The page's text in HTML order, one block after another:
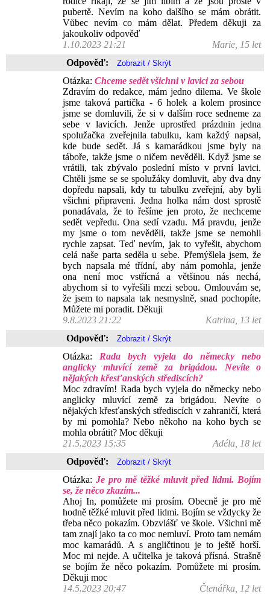
pubertě. Nevím na koho dalšího se mám obrátit.
Vůbec nevím co mám dělat. Předem děkuji za
jakoukoliv odpověď
1.10.2023 21:21
Marie, 15 let
Odpověď:
Otázka: Chceme sedět všichni v lavici za sebou
Zdravím do redakce, mám jedno dilema. Ve škole
jsme taková partička - 6 holek a kolem prosince
jsme se domluvili, že si v dalším roce sedneme za
sebe v lavicích. Jenže uprostřed prázdnin jedna
spolužačka zveřejnila tabulku, kam každý napsal,
kde bude sedět. Já s kamarádkou jsme byly na
táboře, takže jsme o ničem nevěděli. Když jsme se
vrátili, tak zbývalo poslední místo v první lavici.
Chtěli jsme se se spolužáky domluvit, aby dva dny
dopředu napsali, kdy tu tabulku zveřejní, aby byli
všichni připraveni. Jedna holka nám dost sprostě
ponadávala, že to řešíme jen proto, že nechceme
sedět vepředu. Ona sedí vzadu. Má pravdu, jenže
my jsme o tom nevěděli, takže jsme se nemohli
rychle zapsat. Teď nevím, jak to vyřešit, abychom
celá naše parta seděla u sebe. Přemýšlela jsem, že
bych napsala mé třídní, aby nám pomohla, jenže
ona není moc vstřícná a většinou nás nechá,
abychom si to vyřešili mezi sebou. Omlouvám se,
že jsem to napsala tak nesmyslně, snad pochopíte.
Můžete mi poradit. Děkuji
9.8.2023 21:22
Katrina, 13 let
Odpověď:
Otázka: Rada bych vyjela do německy nebo
anglicky mluvící země za brigádou. Nevíte o
nějakých křesťanských střediscích?
Moc zdravím! Rada bych vyjela do německy nebo
anglicky mluvící země za brigádou. Nevíte o
nějakých křesťanských střediscích v zahraničí, která
by mi pomohla? Nebo někoho na koho bych se
mohla obrátit? Moc děkuji
21.5.2023 15:35
Adéla, 18 let
Odpověď:
Otázka: Je pro mě těžké mluvit před lidmi. Bojím
se, že něco zkazím...
Ahoj In, pomůžete mi prosím. Obecně je pro mě
hodně těžké mluvit před lidmi. Bojím se vždycky že
třeba něco pokazím. Obzvlášť ve škole. Všichni mě
tam znají jako ta co moc nemluví. Proto tam nemám
moc kamarádů. A s angličtinou je to ještě horší.
Moc mi nejde. A učitelka je taková přísná. Strašně
se bojím že něco pokazím. Pomůžete mi prosím.
Děkuji moc
14.5.2023 20:47
Čtenářka, 12 let